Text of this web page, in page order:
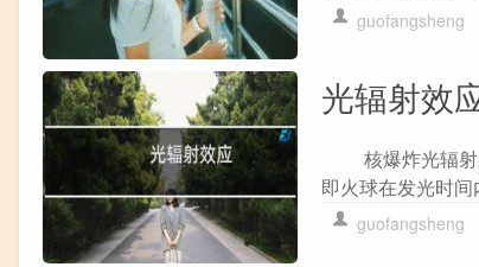
guofangsheng
光辐射效
核爆炸光辐射对
即火球在发光时
guofangsheng